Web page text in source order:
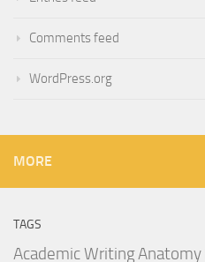
Comments feed
WordPress.org
MORE
TAGS
Academic WritingAnatomy